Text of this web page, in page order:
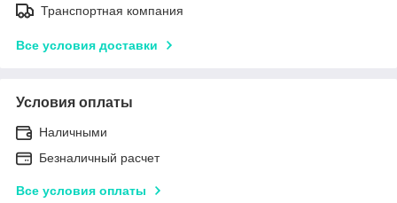
Транспортная компания
Все условия доставки
Условия оплаты
Наличными
Безналичный расчет
Все условия оплаты